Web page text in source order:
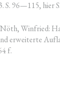
S. 96—115, hier
Win­fried:
erwei­ter­te
f.